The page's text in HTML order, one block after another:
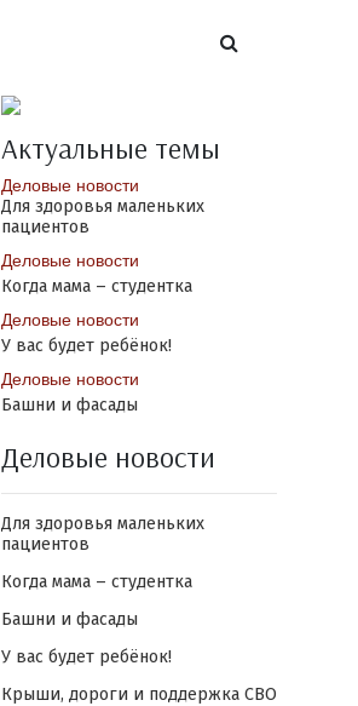
Актуальные темы
Деловые новости
Для здоровья маленьких
пациентов
Деловые новости
Когда мама – студентка
Деловые новости
У вас будет ребёнок!
Деловые новости
Башни и фасады
Деловые новости
Для здоровья маленьких
пациентов
Когда мама – студентка
Башни и фасады
У вас будет ребёнок!
Крыши, дороги и поддержка СВО